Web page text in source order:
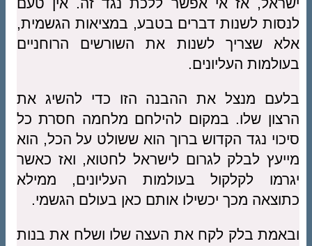
ישראל, אז אי אפשר ללכת נגד זה. אין טעם
לנסות לשנות דברים בטבע, במציאות הגשמית,
אלא שצריך לשנות את השורשים הרוחניים
בעולמות העליונים.
בלעם מנצל את ההבנה הזו כדי להשיג את
הרצון שלו. במקום להילחם מלחמה חסרת כל
סיכוי נגד הקדוש ברוך הוא ששולט על הכל, הוא
מייעץ לבלק לגרום לישראל לחטוא, ואז כאשר
יגרמו לקלקול בעולמות העליונים, ממילא
כתוצאה מכך יכשילו אותם כאן בעולם הגשמי.
ובאמת בלק לקח את העצה שלו ושלח את בנות